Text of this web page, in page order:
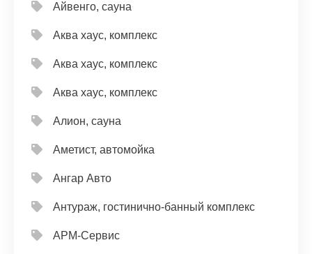
Айвенго, сауна
Аква хаус, комплекс
Аква хаус, комплекс
Аква хаус, комплекс
Алион, сауна
Аметист, автомойка
Ангар Авто
Антураж, гостинично-банный комплекс
АРМ-Сервис